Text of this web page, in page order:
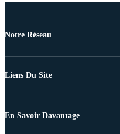
Notre Réseau
Liens Du Site
En Savoir Davantage